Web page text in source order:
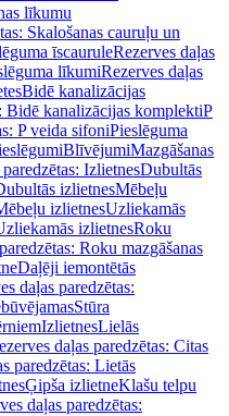
līkumu
Skalošanas cauruļu un
īscauruleRezerves daļas
līkumiRezerves daļas
Bidē kanalizācijas
Bidē kanalizācijas komplektiP
P veida sifoniPieslēguma
BlīvējumiMazgāšanas
IzlietnesDubultās
izlietnesMēbeļu
izlietnesUzliekamās
izlietnesRoku
Roku mazgāšanas
Daļēji iemontētās
daļas paredzētas:
Stūra
IzlietnesLielās
daļas paredzētas: Citas
paredzētas: Lietās
Ģipša izlietneKlašu telpu
daļas paredzētas: